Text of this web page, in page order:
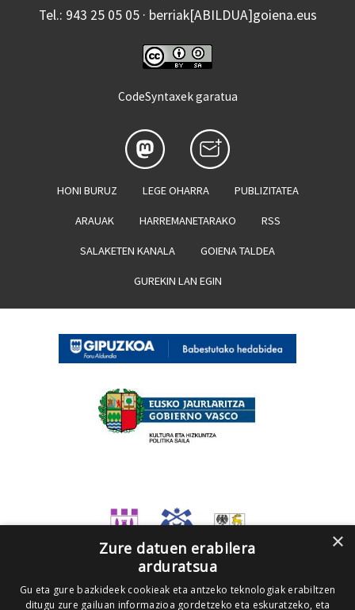
Tel.: 943 25 05 05 · berriak[ABILDUA]goiena.eus
CodeSyntaxek garatua
HONI BURUZ LEGE OHARRA PUBLIZITATEA
ARAUAK HARREMANETARAKO RSS
SALAKETEN KANALA GOIENA TALDEA
GUREKIN LAN EGIN
×
Zure datuen erabilera
arduratsua
Gu eta gure bazkideek cookieak eta antzeko teknologiak erabiltzen
ditugu zure gailuan informazioa gordetzeko eta eskuratzeko, eta